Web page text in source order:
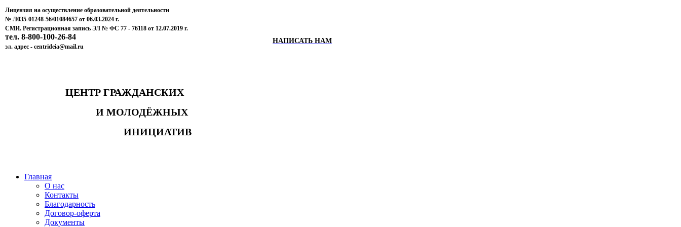
Лицензия на осуществление образовательной деятельности
№ Л035-01248-56/01084657 от 06.03.2024 г.
СМИ. Регистрационная запись ЭЛ № ФС 77 - 76118 от 12.07.2019 г.
тел. 8-800-100-26-84
эл. адрес - centrideia@mail.ru
НАПИСАТЬ НАМ
ЦЕНТР ГРАЖДАНСКИХ
И МОЛОДЁЖНЫХ
ИНИЦИАТИВ
Главная
О нас
Контакты
Благодарность
Договор-оферта
Документы